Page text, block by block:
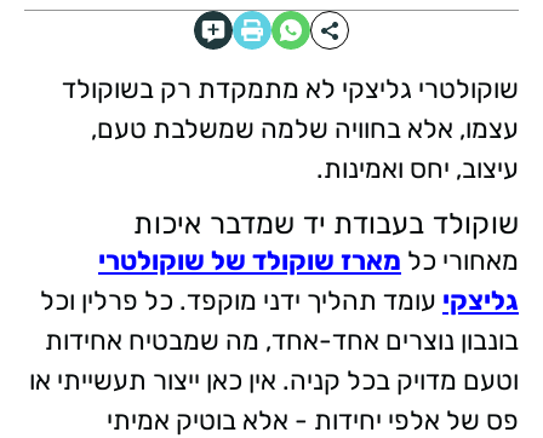
שוקולטרי גליצקי לא מתמקדת רק בשוקולד
עצמו, אלא בחוויה שלמה שמשלבת טעם,
עיצוב, יחס ואמינות.
שוקולד בעבודת יד שמדבר איכות
מאחורי כל מארז שוקולד של שוקולטרי
גליצקי עומד תהליך ידני מוקפד. כל פרלין וכל
בונבון נוצרים אחד-אחד, מה שמבטיח אחידות
וטעם מדויק בכל קניה. אין כאן ייצור תעשייתי או
פס של אלפי יחידות - אלא בוטיק אמיתי